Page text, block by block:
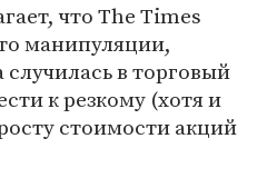
что The Times
манипуляции,
в торговый
к резкому (хотя и
стоимости акций